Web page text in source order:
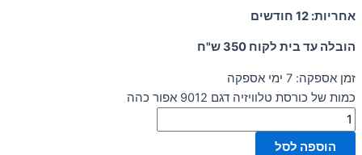
אחריות: 12 חודשים
הובלה עד בית לקוח 350 ש"ח
זמן אספקה: 7 ימי אספקה
כמות של כורסת טלוויזיה דגם 9012 אפור כהה
הוספה לסל